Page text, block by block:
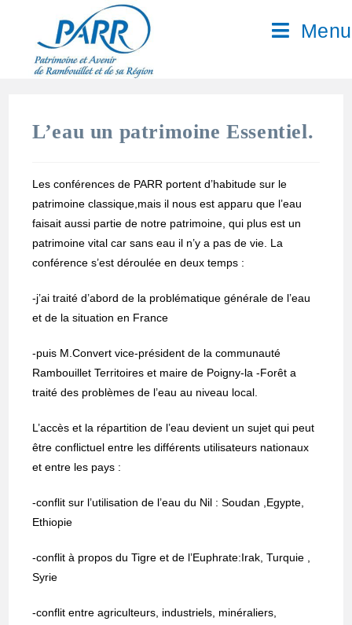
Menu
L’eau un patrimoine Essentiel.
Les conférences de PARR portent d’habitude sur le
patrimoine classique,mais il nous est apparu que l’eau
faisait aussi partie de notre patrimoine, qui plus est un
patrimoine vital car sans eau il n’y a pas de vie. La
conférence s’est déroulée en deux temps :
-j’ai traité d’abord de la problématique générale de l’eau
et de la situation en France
-puis M.Convert vice-président de la communauté
Rambouillet Territoires et maire de Poigny-la -Forêt a
traité des problèmes de l’eau au niveau local.
L’accès et la répartition de l’eau devient un sujet qui peut
être conflictuel entre les différents utilisateurs nationaux
et entre les pays :
-conflit sur l’utilisation de l’eau du Nil : Soudan ,Egypte,
Ethiopie
-conflit à propos du Tigre et de l’Euphrate:Irak, Turquie ,
Syrie
-conflit entre agriculteurs, industriels, minéraliers,